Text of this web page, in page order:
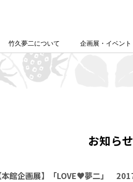
竹久夢二について
竹久夢二の足跡
竹久夢二学会について
企画展・イベント
お知らせ
本館企画展】「LOVE♥夢二」